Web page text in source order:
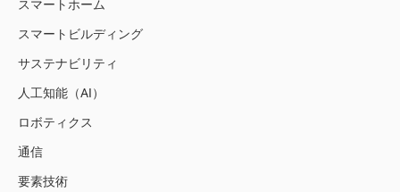
スマートホーム
スマートビルディング
サステナビリティ
人工知能（AI）
ロボティクス
通信
要素技術